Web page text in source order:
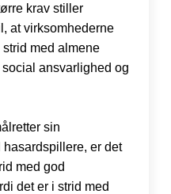
krav stiller
at virksomhederne
med almene
ansvarlighed og
sin
er det
med god
det er i strid med